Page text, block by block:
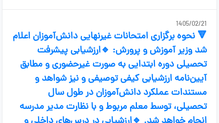
1405/02/21
🔻 نحوه برگزاری امتحانات غیرنهایی دانش‌آموزان اعلام
شد وزیر آموزش و پرورش: 🔹ارزشیابی پیشرفت
تحصیلی دوره ابتدایی به صورت غیرحضوری و مطابق
آیین‌نامه ارزشیابی کیفی توصیفی و نیز شواهد و
مستندات عملکرد دانش‌آموزان در طول سال
تحصیلی، توسط معلم مربوط و با نظارت مدیر مدرسه